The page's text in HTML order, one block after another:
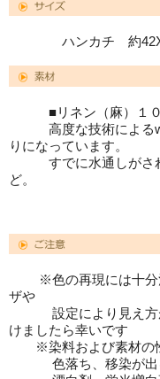
ハンカチ 約42X
■リネン（麻）１０
高度な技術による
りになっています。
すでに水通しがされ
ど。
※色の再現には十分注
ザや
設定により見え方が
けましたら幸いです
※染料および素材の性
色落ち、移染が出る